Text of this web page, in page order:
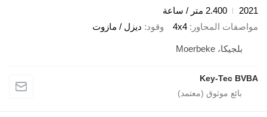
2021
2.400 متر / ساعة
مواصفات المحاور
4x4 وقود ديزل / مازوت
بلجيكا، Moerbeke
Key-Tec BVBA